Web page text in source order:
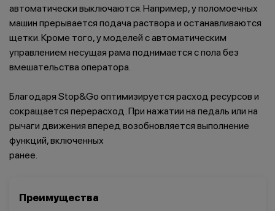
Преимущества
автоматически выключаются. Например, у поломоечных
машин прерывается подача раствора и останавливаются
щетки. Кроме того, у моделей с автоматическим
управлением несущая рама поднимается с пола без
вмешательства оператора.
Благодаря Stop&Go оптимизируется расход ресурсов и
сокращается перерасход. При нажатии на педаль или на
рычаги движения вперед возобновляется выполнение
функций, включенных
ранее.
Здравоохранение
Салоны красоты
и спортзалы
Розничная
Ремесленное
производство
Крупные
Автомобильная